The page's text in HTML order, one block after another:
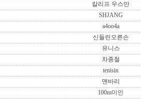
칼리프 우스만
SHJANG
a4oo4a
신들린오른손
유니스
차종철
tenisin
맨바리
100m미인